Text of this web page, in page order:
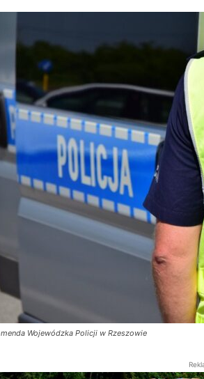
Wojewódzka Policji w Rzeszowie